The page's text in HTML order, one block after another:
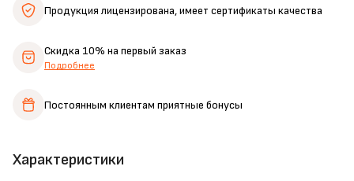
Характеристики
Продукция лицензирована,имеет сертификаты качества
Скидка 10% на первый заказ
Подробнее
Постоянным клиентам приятные бонусы